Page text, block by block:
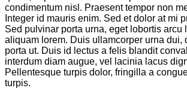
condimentum nisl. Praesent tempor non
Integer id mauris enim. Sed et dolor at mi
Sed pulvinar porta urna, eget lobortis arcu
aliquam lorem. Duis ullamcorper urna dui,
porta ut. Duis id lectus a felis blandit
interdum diam augue, vel lacinia lacus
Pellentesque turpis dolor, fringilla a
turpis.